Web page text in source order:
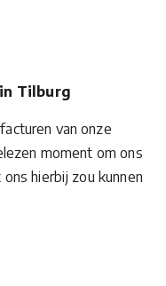
Tilburg
van onze
moment om ons
hierbij zou kunnen